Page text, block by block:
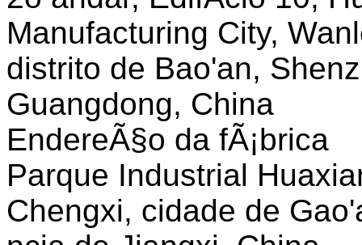
Manufacturing City,
distrito de Bao'an,
Guangdong, China
EndereÃ§o da fÃ¡brica
Parque Industrial
Chengxi, cidade de